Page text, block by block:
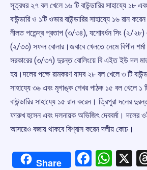
সূত্রধর ২৭ বল খেলে ১৬ টি বাউন্ডারির সাহায্যে ১৮
বাউন্ডারি ও ১টি ওভার বাউন্ডারির সাহায্যে ১৬ রান
নীলত পতেন্দ্র প্রতাপ (‌৩/‌৩৪), যশোবর্ধন সিং (‌২/‌২৮)
(‌২/‌৩৩) সফল বোলার।জবাবে খেলতে নেমে বিপীন
সরকারের (‌৩/‌৩৭) দুরন্ত বোলিংয়ে বি এইত ইউ দল
হয়।‌‌‌‌‌দলের পক্ষে রামকরণ যাদব ২৮ বল খেলে ৩ টি
সাহায্যে ৩৬ এবং মৃগাঙ্ক শেখর পাঠক ১৫ বল খেলে ১
বাউন্ডারির সাহায্যে ১৫ রান করেন। ত্রিপুরা দলের
ফারুখ হুসেন এবং দলনায়ক অভিজিৎ দেববর্মা। দলের
আসরেও বজায় থাকবে বিশ্বাস করেন দলীয় কোচ।
Share X